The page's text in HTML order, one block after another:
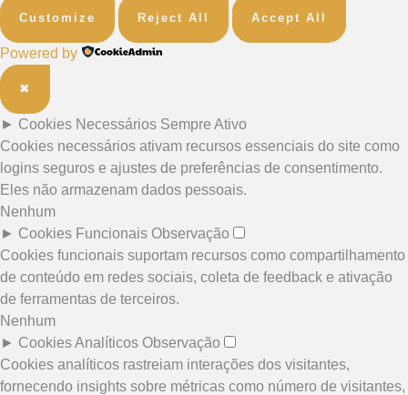
Customize Reject All Accept All
Powered by
✖
► Cookies Necessários Sempre Ativo
Cookies necessários ativam recursos essenciais do site como
logins seguros e ajustes de preferências de consentimento.
Eles não armazenam dados pessoais.
Nenhum
► Cookies Funcionais Observação
Cookies funcionais suportam recursos como compartilhamento
de conteúdo em redes sociais, coleta de feedback e ativação
de ferramentas de terceiros.
Nenhum
► Cookies Analíticos Observação
Cookies analíticos rastreiam interações dos visitantes,
fornecendo insights sobre métricas como número de visitantes,